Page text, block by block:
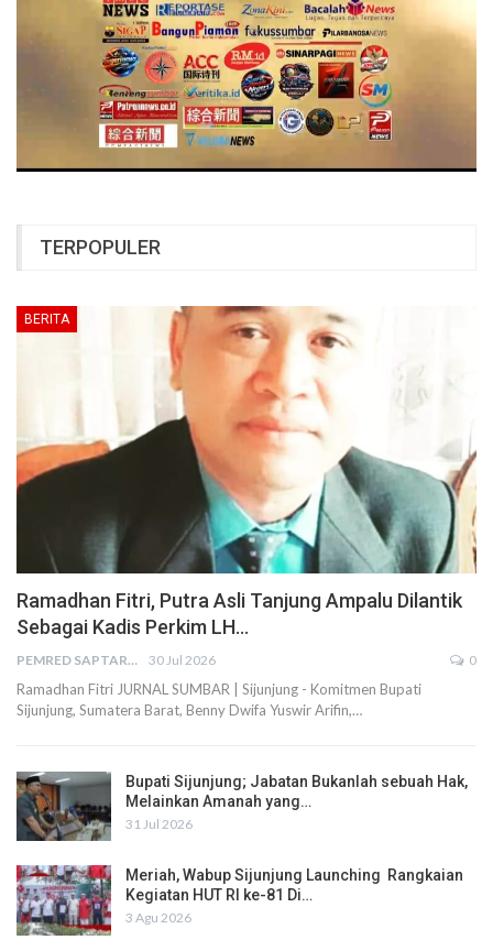
TERPOPULER
BERITA
Ramadhan Fitri, Putra Asli Tanjung Ampalu Dilantik
Sebagai Kadis Perkim LH…
PEMRED SAPTARIUS 30 Jul 2026 0
Ramadhan Fitri JURNAL SUMBAR | Sijunjung - Komitmen Bupati
Sijunjung, Sumatera Barat, Benny Dwifa Yuswir Arifin,…
Bupati Sijunjung; Jabatan Bukanlah sebuah Hak,
Melainkan Amanah yang…
31 Jul 2026
Meriah, Wabup Sijunjung Launching Rangkaian
Kegiatan HUT RI ke-81 Di…
3 Agu 2026